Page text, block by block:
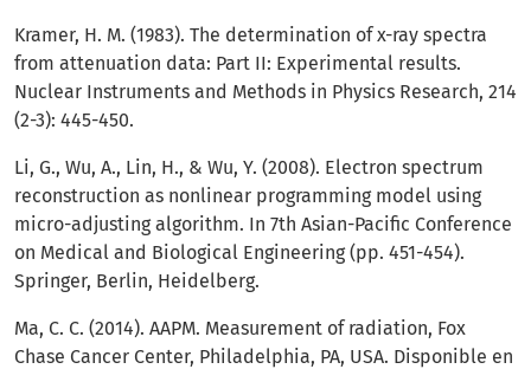
Kramer, H. M. (1983). The determination of x-ray spectra
from attenuation data: Part II: Experimental results.
Nuclear Instruments and Methods in Physics Research, 214
(2-3): 445-450.
Li, G., Wu, A., Lin, H., & Wu, Y. (2008). Electron spectrum
reconstruction as nonlinear programming model using
micro-adjusting algorithm. In 7th Asian-Pacific Conference
on Medical and Biological Engineering (pp. 451-454).
Springer, Berlin, Heidelberg.
Ma, C. C. (2014). AAPM. Measurement of radiation, Fox
Chase Cancer Center, Philadelphia, PA, USA. Disponible en